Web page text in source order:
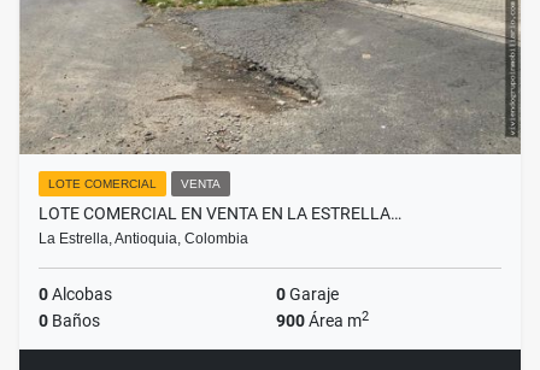
LOTE COMERCIAL VENTA
LOTE COMERCIAL EN VENTA EN LA ESTRELLA…
La Estrella, Antioquia, Colombia
0Alcobas 0Garaje
0 Baños 900Área m2